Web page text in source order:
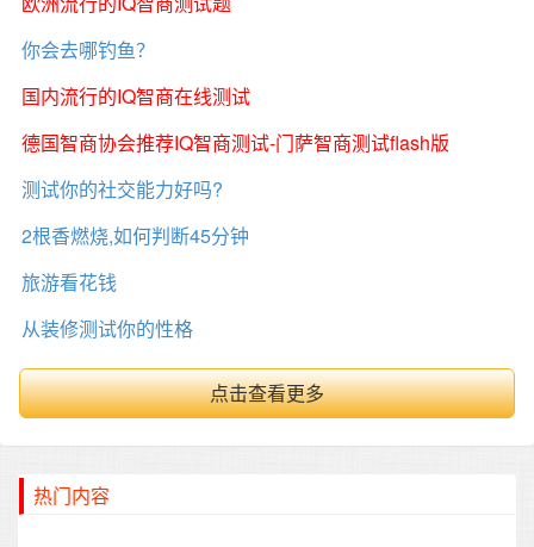
你会去哪钓鱼？
国内流行的IQ智商在线测试
德国智商协会推荐IQ智商测试-门萨智商测试flash版
测试你的社交能力好吗?
2根香燃烧,如何判断45分钟
旅游看花钱
从装修测试你的性格
点击查看更多
热门内容